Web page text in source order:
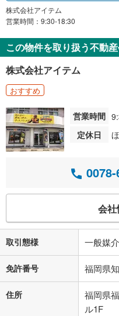
株式会社アイテム
営業時間：9:30-18:30
この物件を取り扱う不動
株式会社アイテム
おすすめ
営業時間
定休日
会
取引態様 一般媒介
免許番号 福岡県
住所
福岡県
ル1F